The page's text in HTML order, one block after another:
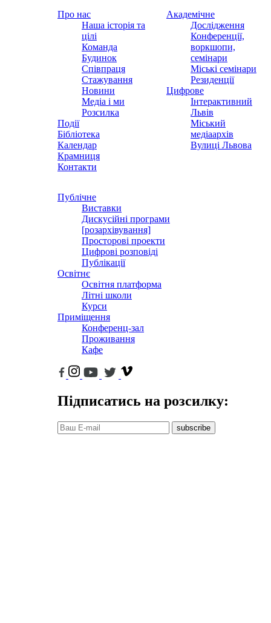
Про нас
Наша історія та
цілі
Команда
Будинок
Співпраця
Стажування
Новини
Медіа і ми
Розсилка
Події
Бібліотека
Календар
Крамниця
Контакти
Академічне
Дослідження
Конференції,
воркшопи,
семінари
Міські семінари
Резиденції
Цифрове
Інтерактивний
Львів
Міський
медіаархів
Вулиці Львова
Публічне
Виставки
Дискусійні програми
[розархівування]
Просторові проекти
Цифрові розповіді
Публікації
Освітнє
Освітня платформа
Літні школи
Курси
Приміщення
Конференц-зал
Проживання
Кафе
Підписатись на розсилку:
subscribe